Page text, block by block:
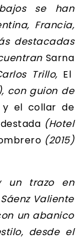
se han
Francia,
destacadas
Sarna
Trillo, El
con guion de
y el collar de
(Hotel
(2015)
un trazo en
Valiente
un abanico
desde el